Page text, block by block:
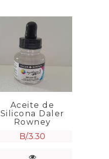
Aceite de
Silicona Daler
Rowney
B/.3.30